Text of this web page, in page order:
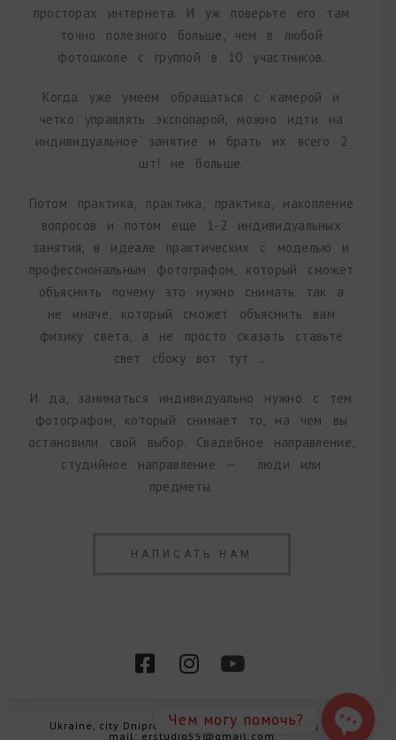
просторах интернета. И уж поверьте его там
точно полезного больше, чем в любой
фотошколе с группой в 10 участников.
Когда уже умеем обращаться с камерой и
четко управлять экспопарой, можно идти на
индивидуальное занятие и брать их всего 2
шт! не больше.
Потом практика, практика, практика, накопление
вопросов и потом еще 1-2 индивидуальных
занятия, в идеале практических с моделью и
профессиональным фотографом, который сможет
объяснить почему это нужно снимать так а
не иначе, который сможет объяснить вам
физику света, а не просто сказать ставьте
свет сбоку вот тут …
И да, заниматься индивидуально нужно с тем
фотографом, который снимает то, на чем вы
остановили свой выбор. Свадебное направление,
студийное направление — люди или
предметы.
НАПИСАТЬ НАМ
Ukraine, city Dnipro | mob.: +38 063 25 25 680 | e-
mail: erstudio55@gmail.com
Чем могу помочь?